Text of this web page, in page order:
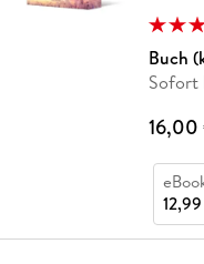
Buch
Sofort
16,00